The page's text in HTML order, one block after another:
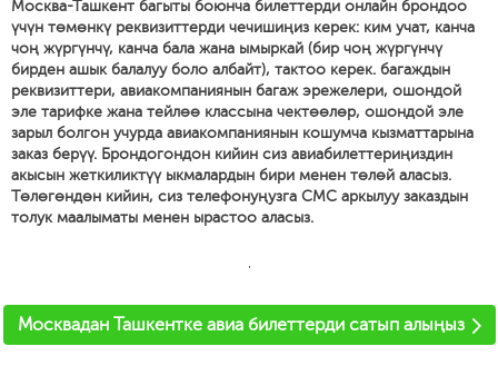
Москва-Ташкент багыты боюнча билеттерди онлайн брондоо
үчүн төмөнкү реквизиттерди чечишиңиз керек: ким учат, канча
чоң жүргүнчү, канча бала жана ымыркай (бир чоң жүргүнчү
бирден ашык балалуу боло албайт), тактоо керек. багаждын
реквизиттери, авиакомпаниянын багаж эрежелери, ошондой
эле тарифке жана тейлөө классына чектөөлөр, ошондой эле
зарыл болгон учурда авиакомпаниянын кошумча кызматтарына
заказ берүү. Брондогондон кийин сиз авиабилеттериңиздин
акысын жеткиликтүү ыкмалардын бири менен төлөй аласыз.
Төлөгөндөн кийин, сиз телефонуңузга СМС аркылуу заказдын
толук маалыматы менен ырастоо аласыз.
'
Москвадан Ташкентке авиа билеттерди сатып алыңыз